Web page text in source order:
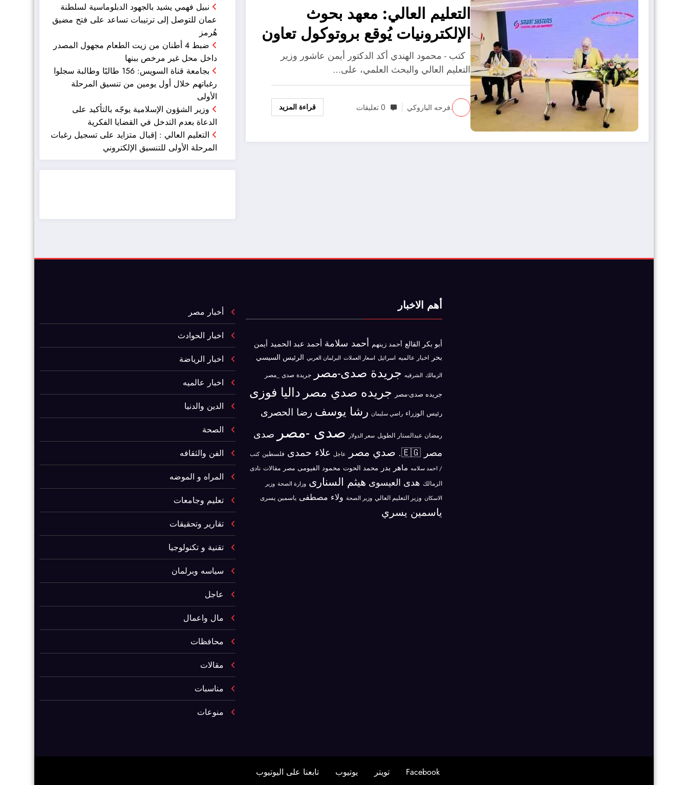
التعليم العالي: معهد بحوث
الإلكترونيات يُوقع بروتوكول تعاون
مُشترك مع شركة سمارت
سيستمز
كتب - محمود الهندي أكد الدكتور أيمن عاشور وزير
التعليم العالي والبحث العلمي، على…
.فرحه الباروكي 0 تعليقات قراءة المزيد
نبيل فهمي يشيد بالجهود الدبلوماسية لسلطنة
عمان للتوصل إلى ترتيبات تساعد على فتح مضيق
هُرمز
ضبط 4 أطنان من زيت الطعام مجهول المصدر
داخل محل غير مرخص ببنها
بجامعة قناة السويس: 156 طالبًا وطالبة سجلوا
رغباتهم خلال أول يومين من تنسيق المرحلة
الأولى
وزير الشؤون الإسلامية يوجّه بالتأكيد على
الدعاة بعدم التدخل في القضايا الفكرية
التعليم العالي : إقبال متزايد على تسجيل رغبات
المرحلة الأولى للتنسيق الإلكتروني
أهم الاخبار
أبو بكر القالع أحمد زينهم أحمد سلامة أحمد عبد الحميد أيمن
بحر اخبار عالميه اسرائيل اسعار العملات البرلمان العربي الرئيس السيسي
الزمالك الشرقيه جريدة صدى-مصر جريدة صدى _مصر
جريده صدى-مصر جريده صدي مصر داليا فوزى
رئيس الوزراء راضي سليمان رشا يوسف رضا الحصرى
رمضان عبدالستار الطويل سعر الدولار صدى -مصر صدى
مصر 🇪🇬.
صدي مصر عاجل علاء حمدى فلسطين كتب
/ احمد سلامه ماهر بدر محمد الحوت محمود الفيومى مصر مقالات نادى
الزمالك هدى العيسوى هيثم السنارى وزارة الصحة وزير
الاسكان وزير التعليم العالي وزير الصحة ولاء مصطفى ياسمين يسرى
ياسمين يسري
أخبار مصر
اخبار الحوادث
اخبار الرياضة
اخبار عالميه
الدين والدنيا
الصحة
الفن والثقافه
المراه و الموضه
تعليم وجامعات
تقارير وتحقيقات
تقنية و تكنولوجيا
سياسه وبرلمان
عاجل
مال واعمال
محافظات
مقالات
مناسبات
منوعات
Facebook تويتر يوتيوب تابعنا على اليوتيوب